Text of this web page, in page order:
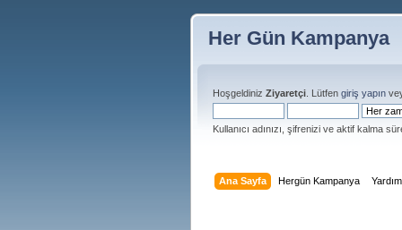
Her Gün Kampanya
Hoşgeldiniz Ziyaretçi . Lütfen giriş yapın
Kullanıcı adınızı, şifrenizi ve aktif kalma
Ana Sayfa Hergün Kampanya Yardım